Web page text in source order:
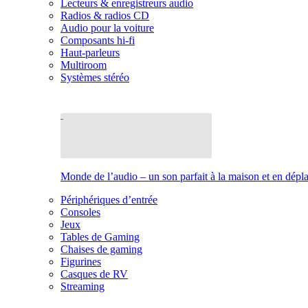
Lecteurs & enregistreurs audio
Radios & radios CD
Audio pour la voiture
Composants hi-fi
Haut-parleurs
Multiroom
Systèmes stéréo
Monde de l’audio – un son parfait à la maison et en
Périphériques d’entrée
Consoles
Jeux
Tables de Gaming
Chaises de gaming
Figurines
Casques de RV
Streaming